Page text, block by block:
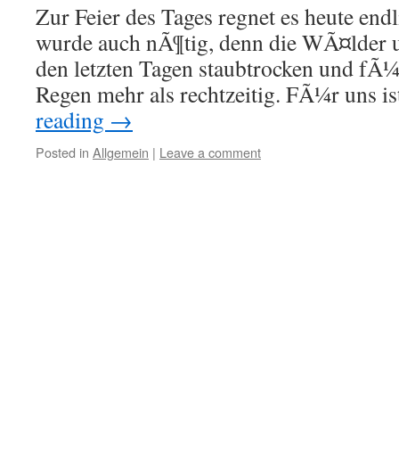
Zur Feier des Tages regnet es heute
wurde auch nÃ¶tig, denn die WÃ¤lder
den letzten Tagen staubtrocken und
Regen mehr als rechtzeitig. FÃ¼r uns
reading →
Posted in Allgemein | Leave a comment